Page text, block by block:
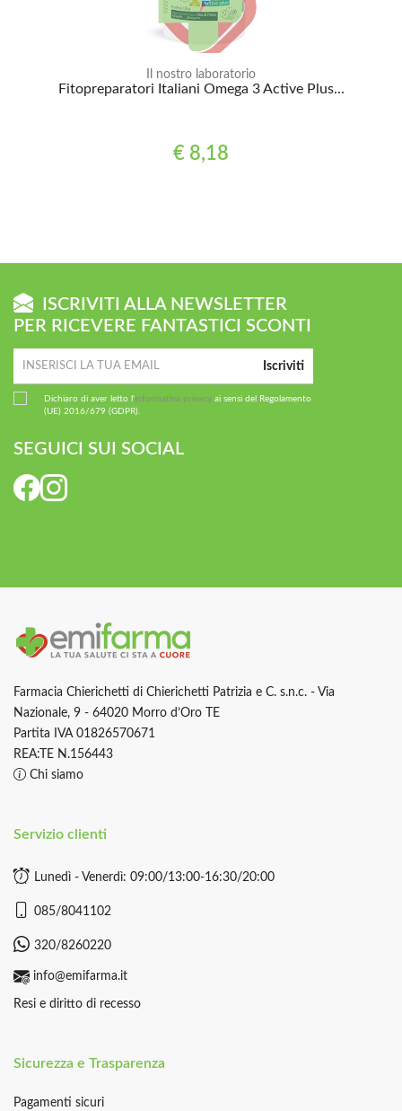
Il nostro laboratorio
Fitopreparatori Italiani Omega 3 Active Plus...
€ 8,18
ISCRIVITI ALLA NEWSLETTER
PER RICEVERE FANTASTICI SCONTI
Iscriviti
Dichiaro di aver letto l'informativa privacy ai sensi del Regolamento
(UE) 2016/679 (GDPR).
SEGUICI SUI SOCIAL
Farmacia Chierichetti di Chierichetti Patrizia e C. s.n.c. - Via
Nazionale, 9 - 64020 Morro d’Oro TE
Partita IVA 01826570671
REA:TE N.156443
Chi siamo
Servizio clienti
Lunedì - Venerdì: 09:00/13:00-16:30/20:00
085/8041102
320/8260220
info@emifarma.it
Resi e diritto di recesso
Sicurezza e Trasparenza
Pagamenti sicuri